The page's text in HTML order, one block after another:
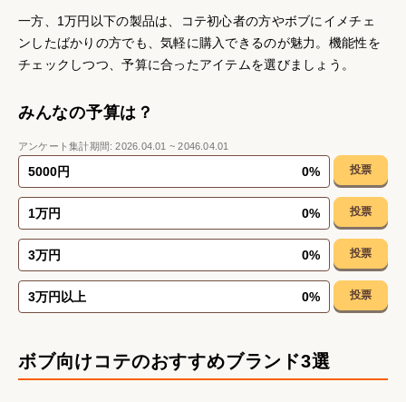
一方、1万円以下の製品は、コテ初心者の方やボブにイメチェ
ンしたばかりの方でも、気軽に購入できるのが魅力。機能性を
チェックしつつ、予算に合ったアイテムを選びましょう。
みんなの予算は？
アンケート集計期間:2026.04.01 ~2046.04.01
5000円 0% 投票
1万円 0% 投票
3万円 0% 投票
3万円以上 0% 投票
ボブ向けコテのおすすめブランド3選